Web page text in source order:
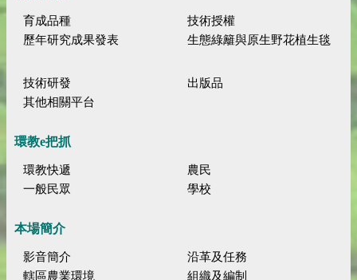
育成品種
技術授權
歷年研究成果發表
生態綠籬與原生野花植生毯
技術研發
出版品
其他相關平台
環教e把抓
環教快遞
農民
一般民眾
學校
本場簡介
影音簡介
沿革及任務
轄區農業環境
組織及編制